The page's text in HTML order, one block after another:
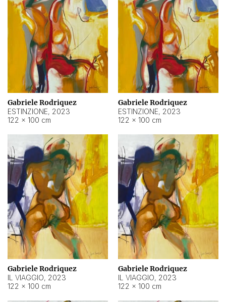
Gabriele Rodriquez
ESTINZIONE, 2023
122 × 100 cm
Gabriele Rodriquez
ESTINZIONE, 2023
122 × 100 cm
Gabriele Rodriquez
IL VIAGGIO, 2023
122 × 100 cm
Gabriele Rodriquez
IL VIAGGIO, 2023
122 × 100 cm